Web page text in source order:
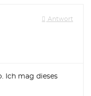
Antwort
Ich mag dieses